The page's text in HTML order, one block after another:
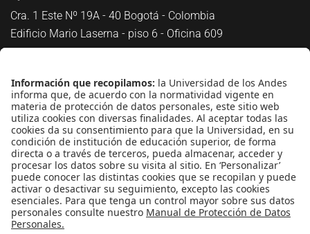
Cra. 1 Este Nº 19A - 40 Bogotá - Colombia
Edificio Mario Laserna - piso 6 - Oficina 609
+(571) 339 49 49 - Ext. 4830
Enlaces de interés
Línea de Transparencia Uniandes
Protección de datos Personales
Transparencia y Acceso a Información Pública